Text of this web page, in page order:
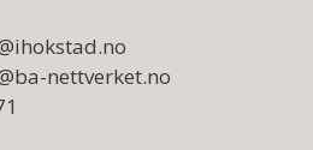
nettverket.no